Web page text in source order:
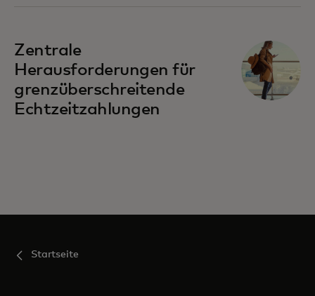
Zentrale
Herausforderungen für
grenzüberschreitende
Echtzeitzahlungen
Startseite